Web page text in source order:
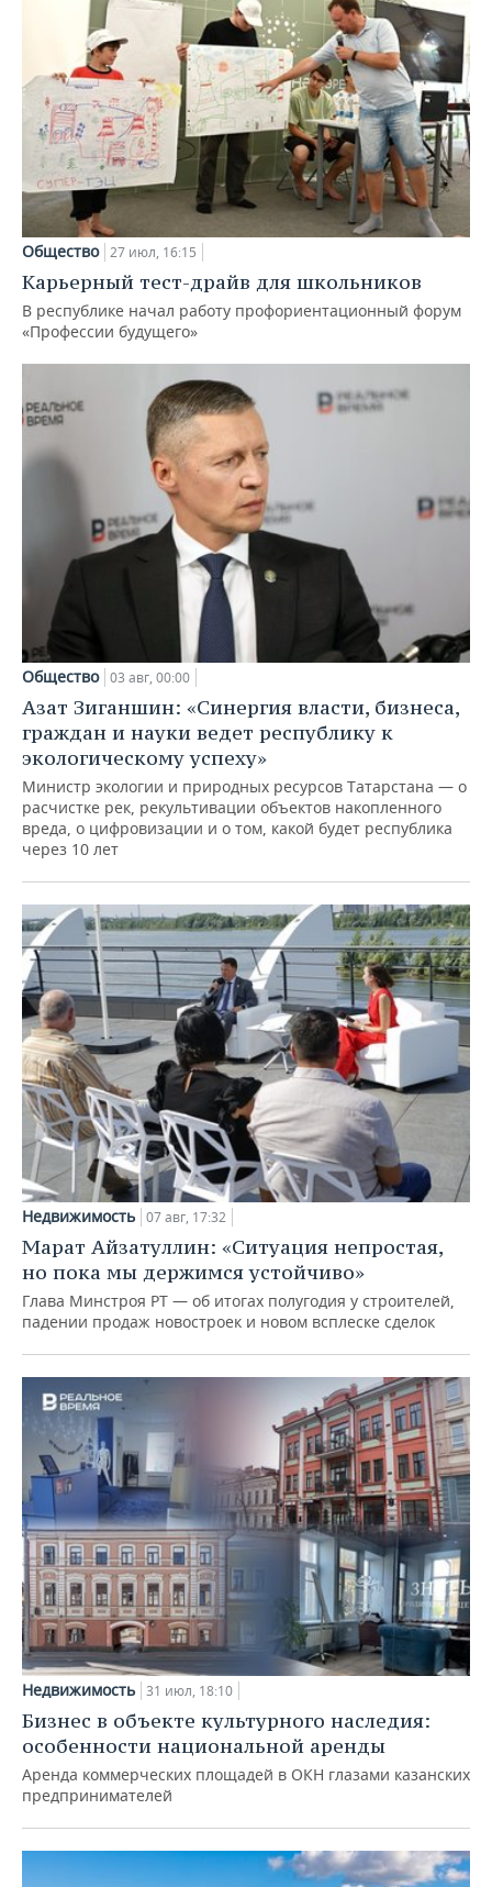
Общество 27 июл, 16:15
Карьерный тест-драйв для школьников
В республике начал работу профориентационный форум
«Профессии будущего»
Общество 03 авг, 00:00
Азат Зиганшин: «Синергия власти, бизнеса,
граждан и науки ведет республику к
экологическому успеху»
Министр экологии и природных ресурсов Татарстана — о
расчистке рек, рекультивации объектов накопленного
вреда, о цифровизации и о том, какой будет республика
через 10 лет
Недвижимость 07 авг, 17:32
Марат Айзатуллин: «Ситуация непростая,
но пока мы держимся устойчиво»
Глава Минстроя РТ — об итогах полугодия у строителей,
падении продаж новостроек и новом всплеске сделок
Недвижимость 31 июл, 18:10
Бизнес в объекте культурного наследия:
особенности национальной аренды
Аренда коммерческих площадей в ОКН глазами казанских
предпринимателей